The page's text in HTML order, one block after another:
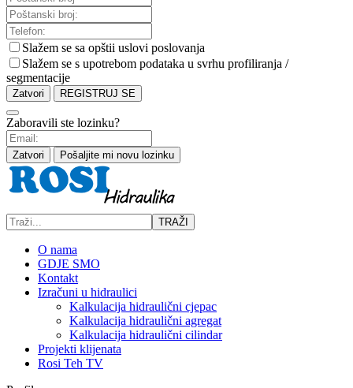
Slažem se sa opštii uslovi poslovanja
Slažem se s upotrebom podataka u svrhu profiliranja /
segmentacije
Zatvori REGISTRUJ SE
Zaboravili ste lozinku?
Zatvori Pošaljite mi novu lozinku
TRAŽI
O nama
GDJE SMO
Kontakt
Izračuni u hidraulici
Kalkulacija hidraulični cjepac
Kalkulacija hidraulični agregat
Kalkulacija hidraulični cilindar
Projekti klijenata
Rosi Teh TV